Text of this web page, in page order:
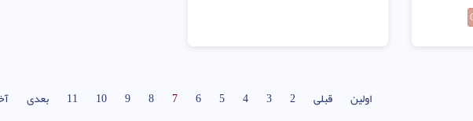
اولین قبلی 2
3
4
5
6
7
8
9
10
11 بعدی